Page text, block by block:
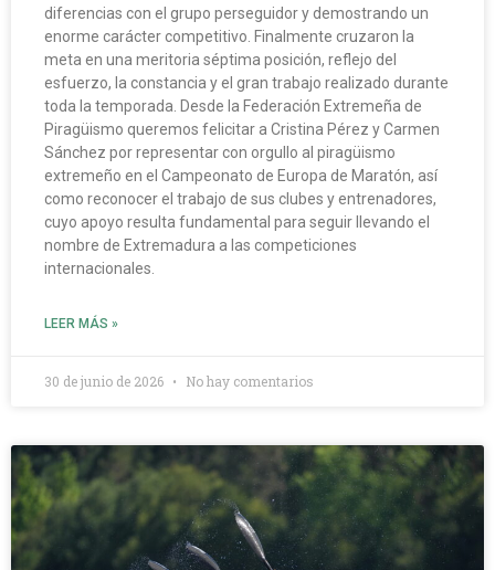
diferencias con el grupo perseguidor y demostrando un
enorme carácter competitivo. Finalmente cruzaron la
meta en una meritoria séptima posición, reflejo del
esfuerzo, la constancia y el gran trabajo realizado durante
toda la temporada. Desde la Federación Extremeña de
Piragüismo queremos felicitar a Cristina Pérez y Carmen
Sánchez por representar con orgullo al piragüismo
extremeño en el Campeonato de Europa de Maratón, así
como reconocer el trabajo de sus clubes y entrenadores,
cuyo apoyo resulta fundamental para seguir llevando el
nombre de Extremadura a las competiciones
internacionales.
LEER MÁS »
30 de junio de 2026 No hay comentarios